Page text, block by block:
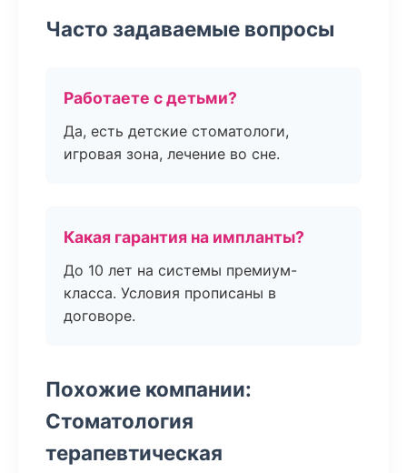
Часто задаваемые вопросы
Работаете с детьми?
Да, есть детские стоматологи,
игровая зона, лечение во сне.
Какая гарантия на импланты?
До 10 лет на системы премиум-
класса. Условия прописаны в
договоре.
Похожие компании:
Стоматология
терапевтическая